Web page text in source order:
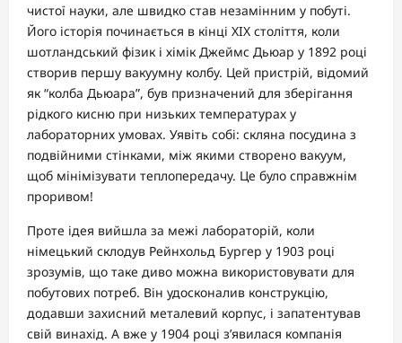
чистої науки, але швидко став незамінним у побуті.
Його історія починається в кінці XIX століття, коли
шотландський фізик і хімік Джеймс Дьюар у 1892 році
створив першу вакуумну колбу. Цей пристрій, відомий
як “колба Дьюара”, був призначений для зберігання
рідкого кисню при низьких температурах у
лабораторних умовах. Уявіть собі: скляна посудина з
подвійними стінками, між якими створено вакуум,
щоб мінімізувати теплопередачу. Це було справжнім
проривом!
Проте ідея вийшла за межі лабораторій, коли
німецький склодув Рейнхольд Бургер у 1903 році
зрозумів, що таке диво можна використовувати для
побутових потреб. Він удосконалив конструкцію,
додавши захисний металевий корпус, і запатентував
свій винахід. А вже у 1904 році з’явилася компанія